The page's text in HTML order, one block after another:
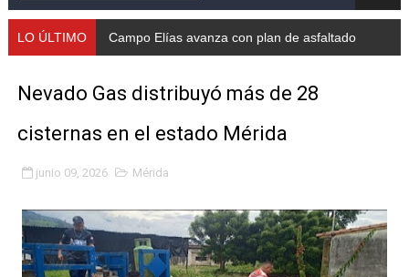
Gobernación de Mérida instalará mesa de trabajo con
Fundecem ofrece taller de bordado en punto de cruz
Hospital universitario muestra sus avances en visita
LO ÚLTIMO Campo Elías avanza con plan de asfaltado
Nevado Gas distribuyó más de 28
cisternas en el estado Mérida
junio 09, 2026 Mérida